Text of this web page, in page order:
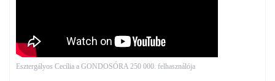
Esztergályos Cecília a GONDOSÓRA 250 000. felhasználója